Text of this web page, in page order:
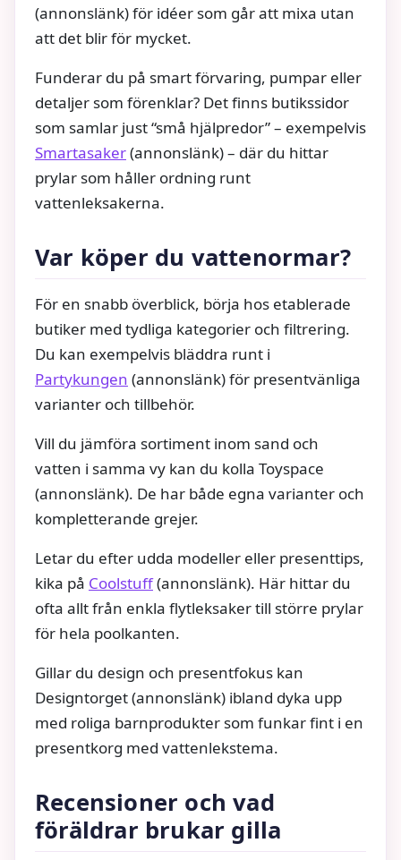
(annonslänk) för idéer som går att mixa utan
att det blir för mycket.
Funderar du på smart förvaring, pumpar eller
detaljer som förenklar? Det finns butikssidor
som samlar just “små hjälpredor” – exempelvis
Smartasaker(annonslänk) – där du hittar
prylar som håller ordning runt
vattenleksakerna.
Var köper du vattenormar?
För en snabb överblick, börja hos etablerade
butiker med tydliga kategorier och filtrering.
Du kan exempelvis bläddra runt i
Partykungen (annonslänk) för presentvänliga
varianter och tillbehör.
Vill du jämföra sortiment inom sand och
vatten i samma vy kan du kolla Toyspace
(annonslänk). De har både egna varianter och
kompletterande grejer.
Letar du efter udda modeller eller presenttips,
kika på Coolstuff(annonslänk). Här hittar du
ofta allt från enkla flytleksaker till större prylar
för hela poolkanten.
Gillar du design och presentfokus kan
Designtorget (annonslänk) ibland dyka upp
med roliga barnprodukter som funkar fint i en
presentkorg med vattenlekstema.
Recensioner och vad
föräldrar brukar gilla